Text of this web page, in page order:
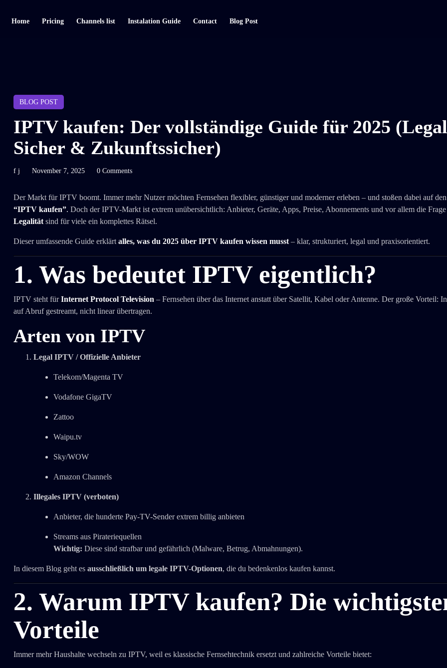
Home Pricing Channels list Instalation Guide Contact Blog Post
BLOG POST
IPTV kaufen: Der vollständige Guide für 2025
Sicher & Zukunftssicher)
f j November 7, 2025 0 Comments
Der Markt für IPTV boomt. Immer mehr Nutzer möchten Fernsehen flexibler, günstiger und moderner erleben – und stoßen dabei auf
“IPTV kaufen”. Doch der IPTV-Markt ist extrem unübersichtlich: Anbieter, Geräte, Apps, Preise, Abonnements und vor allem die
Legalität sind für viele ein komplettes Rätsel.
Dieser umfassende Guide erklärt alles, was du 2025 über IPTV kaufen wissen musst – klar, strukturiert, legal und praxisorientiert.
1. Was bedeutet IPTV eigentlich?
IPTV steht fürInternet Protocol Television – Fernsehen über das Internet anstatt über Satellit, Kabel oder Antenne. Der große Vorteil:
auf Abruf gestreamt, nicht linear übertragen.
Arten von IPTV
Legal IPTV / Offizielle Anbieter
Telekom/Magenta TV
Vodafone GigaTV
Zattoo
Waipu.tv
Sky/WOW
Amazon Channels
Illegales IPTV (verboten)
Anbieter, die hunderte Pay-TV-Sender extrem billig anbieten
Streams aus Pirateriequellen
Wichtig: Diese sind strafbar und gefährlich (Malware, Betrug, Abmahnungen).
In diesem Blog geht es ausschließlich um legale IPTV-Optionen, die du bedenkenlos kaufen kannst.
2. Warum IPTV kaufen? Die
Vorteile
Immer mehr Haushalte wechseln zu IPTV, weil es klassische Fernsehtechnik ersetzt und zahlreiche Vorteile bietet: